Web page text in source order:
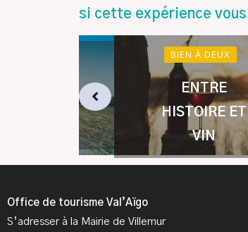
si cette expérience
BIEN À DEUX
ENTRE
HISTOIRE ET
VIN
Office de tourisme Val’Aïgo
S’adresser à la Mairie de Villemur